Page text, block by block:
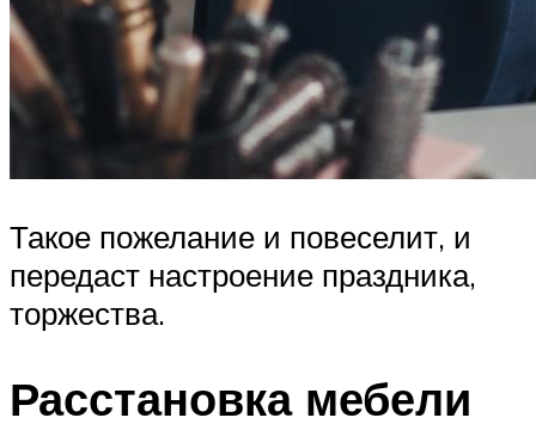
Такое пожелание и повеселит, и
передаст настроение праздника,
торжества.
Расстановка мебели